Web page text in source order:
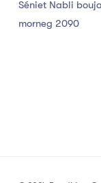
Séniet Nabli
morneg 2090